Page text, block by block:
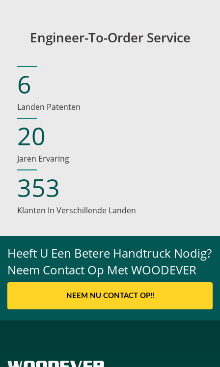
Engineer-To-Order Service
6
Landen Patenten
20
Jaren Ervaring
353
Klanten In Verschillende Landen
Heeft U Een Betere Handtruck Nodig?
Neem Contact Op Met WOODEVER
NEEM NU CONTACT OP!!